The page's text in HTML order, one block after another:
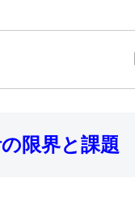
限界と課題